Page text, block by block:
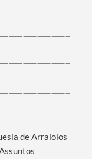
de Arraiolos